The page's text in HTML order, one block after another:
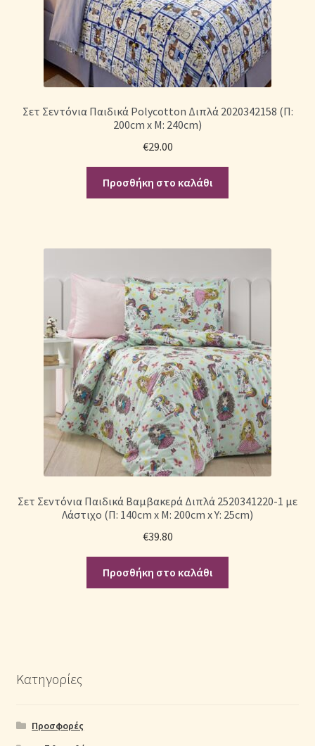
Σετ Σεντόνια Παιδικά Polycotton Διπλά 2020342158 (Π:
200cm x Μ: 240cm)
€29.00
Προσθήκη στο καλάθι
Σετ Σεντόνια Παιδικά Βαμβακερά Διπλά 2520341220-1 με
Λάστιχο (Π: 140cm x Μ: 200cm x Υ: 25cm)
€39.80
Προσθήκη στο καλάθι
Κατηγορίες
Προσφορές